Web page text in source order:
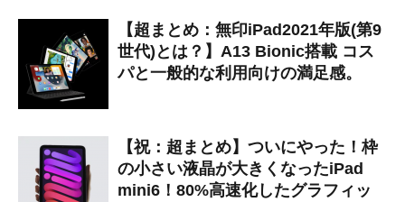
【超まとめ：無印iPad2021年版(第9
世代)とは？】A13 Bionic搭載 コス
パと一般的な利用向けの満足感。
【祝：超まとめ】ついにやった！枠
の小さい液晶が大きくなったiPad
mini6！80%高速化したグラフィッ